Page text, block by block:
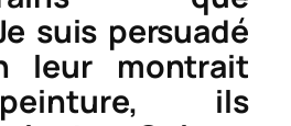
suis persuadé
leur montrait
ils